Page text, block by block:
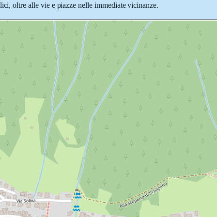
oltre alle vie e piazze nelle immediate vicinanze.